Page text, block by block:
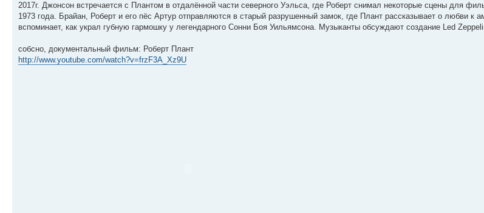
2017г. Джонсон встречается с Плантом в отдалённой части северного Уэльса, где Роберт снимал некоторые сцены для
1973 года. Брайан, Роберт и его пёс Артур отправляются в старый разрушенный замок, где Плант рассказывает о любви к
вспоминает, как украл губную гармошку у легендарного Сонни Боя Уильямсона. Музыканты обсуждают создание Led
собсно, документальный фильм: Роберт Плант
http://www.youtube.com/watch?v=frzF3A_Xz9U